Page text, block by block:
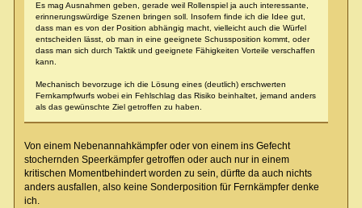
Es mag Ausnahmen geben, gerade weil Rollenspiel ja auch interessante,
erinnerungswürdige Szenen bringen soll. Insofern finde ich die Idee gut,
dass man es von der Position abhängig macht, vielleicht auch die Würfel
entscheiden lässt, ob man in eine geeignete Schussposition kommt, oder
dass man sich durch Taktik und geeignete Fähigkeiten Vorteile verschaffen
kann.
Mechanisch bevorzuge ich die Lösung eines (deutlich) erschwerten
Fernkampfwurfs wobei ein Fehlschlag das Risiko beinhaltet, jemand anders
als das gewünschte Ziel getroffen zu haben.
Von einem Nebenannahkämpfer oder von einem ins Gefecht
stochernden Speerkämpfer getroffen oder auch nur in einem
kritischen Momentbehindert worden zu sein, dürfte da auch nichts
anders ausfallen, also keine Sonderposition für Fernkämpfer denke
ich.